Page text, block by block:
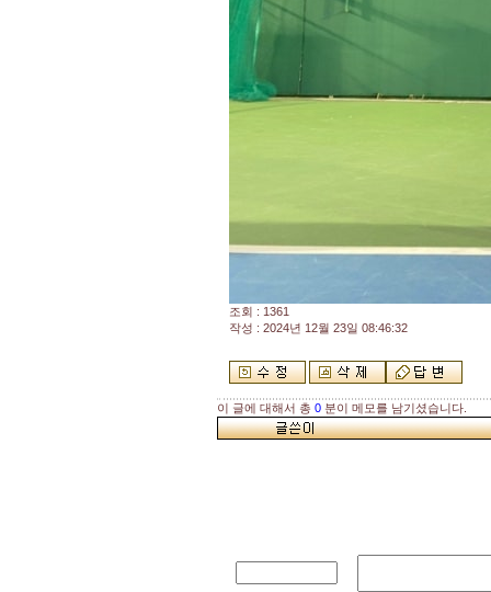
조회 : 1361
작성 : 2024년 12월 23일 08:46:32
이 글에 대해서 총 0 분이 메모를 남기셨습니다.